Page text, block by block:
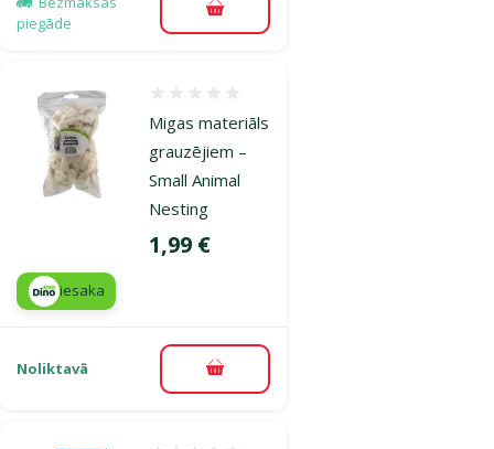
piegāde
Pievienot grozam
Migas materiāls
grauzējiem –
Small Animal
Nesting
Cena
1,99 €
iesaka
Noliktavā Pievienot grozam